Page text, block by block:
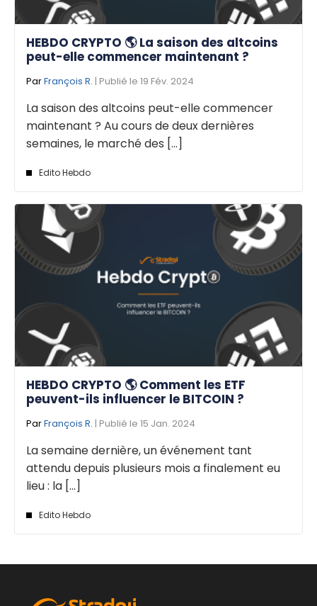
HEBDO CRYPTO 🌎 La saison des altcoins
peut-elle commencer maintenant ?
ParFrançois R. | Publié le 19 Fév. 2024
La saison des altcoins peut-elle commencer
maintenant ? Au cours de deux dernières
semaines, le marché des [...]
Edito Hebdo
HEBDO CRYPTO 🌎 Comment les ETF
peuvent-ils influencer le BITCOIN ?
ParFrançois R. | Publié le 15 Jan. 2024
La semaine dernière, un événement tant
attendu depuis plusieurs mois a finalement eu
lieu : la [...]
Edito Hebdo